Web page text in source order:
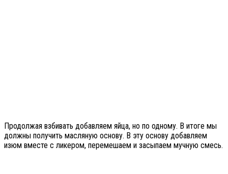
Продолжая взбивать добавляем яйца, но по одному. В итоге мы
должны получить масляную основу. В эту основу добавляем
изюм вместе с ликером, перемешаем и засыпаем мучную смесь.